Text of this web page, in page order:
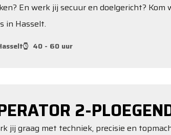
En werk jij secuur en doelgericht?
in Hasselt.
40 - 60 uur
2-
jij graag met techniek, precisie en